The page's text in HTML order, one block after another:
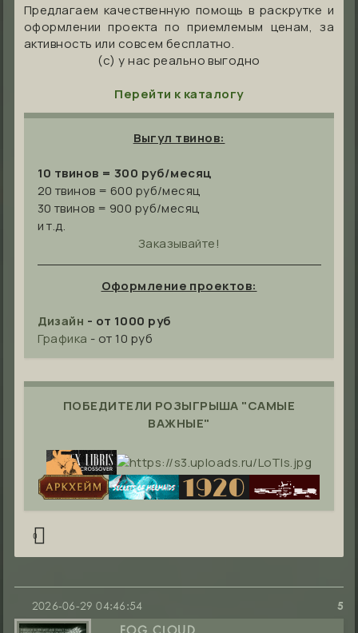
Предлагаем качественную помощь в раскрутке и
оформлении проекта по приемлемым ценам, за
активность или совсем бесплатно.
(с) у нас реально выгодно
Перейти к каталогу
Выгул твинов:
10 твинов = 300 руб/месяц
20 твинов = 600 руб/месяц
30 твинов = 900 руб/месяц
и т.д.
Заказывайте!
Оформление проектов:
Дизайн - от 1000 руб
Графика - от 10 руб
ПОБЕДИТЕЛИ РОЗЫГРЫША "САМЫЕ
ВАЖНЫЕ"
0
5
2026-06-29 04:46:54